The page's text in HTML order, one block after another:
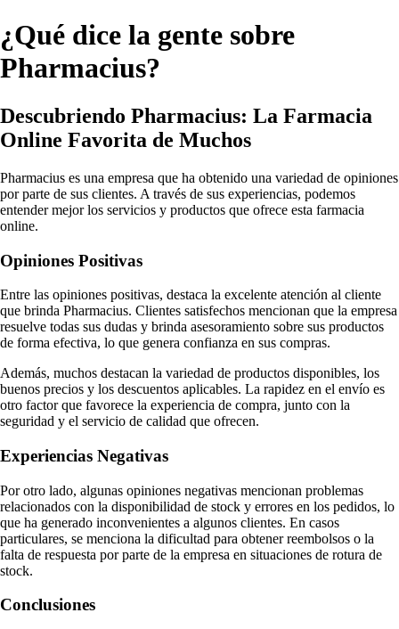
¿Qué dice la gente sobre
Pharmacius?
Descubriendo Pharmacius: La Farmacia
Online Favorita de Muchos
Pharmacius es una empresa que ha obtenido una variedad de opiniones
por parte de sus clientes. A través de sus experiencias, podemos
entender mejor los servicios y productos que ofrece esta farmacia
online.
Opiniones Positivas
Entre las opiniones positivas, destaca la excelente atención al cliente
que brinda Pharmacius. Clientes satisfechos mencionan que la empresa
resuelve todas sus dudas y brinda asesoramiento sobre sus productos
de forma efectiva, lo que genera confianza en sus compras.
Además, muchos destacan la variedad de productos disponibles, los
buenos precios y los descuentos aplicables. La rapidez en el envío es
otro factor que favorece la experiencia de compra, junto con la
seguridad y el servicio de calidad que ofrecen.
Experiencias Negativas
Por otro lado, algunas opiniones negativas mencionan problemas
relacionados con la disponibilidad de stock y errores en los pedidos, lo
que ha generado inconvenientes a algunos clientes. En casos
particulares, se menciona la dificultad para obtener reembolsos o la
falta de respuesta por parte de la empresa en situaciones de rotura de
stock.
Conclusiones